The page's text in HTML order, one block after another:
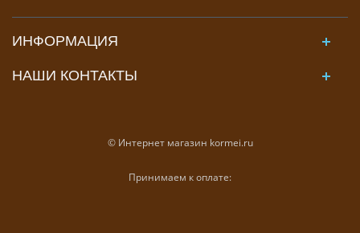
ИНФОРМАЦИЯ
НАШИ КОНТАКТЫ
© Интернет магазин kormei.ru
Принимаем к оплате: